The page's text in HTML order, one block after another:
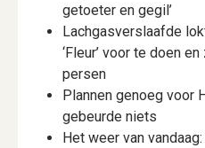
getoeter en gegil’
Lachgasverslaafde
‘Fleur’ voor te doen
persen
Plannen genoeg voor
gebeurde niets
Het weer van